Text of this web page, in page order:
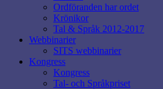
Ordföranden har ordet
Krönikor
Tal & Språk 2012-2017
Webbinarier
SITS webbinarier
Kongress
Kongress
Tal- och Språkpriset